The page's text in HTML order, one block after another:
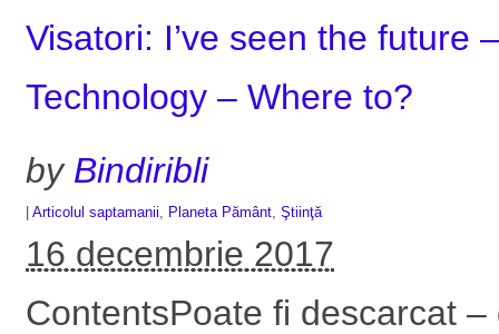
Visatori: I’ve seen the future
Technology – Where to?
by Bindiribli
Articolul saptamanii Planeta Pământ ,Ştiinţă
16 decembrie 2017
ContentsPoate fi descarcat